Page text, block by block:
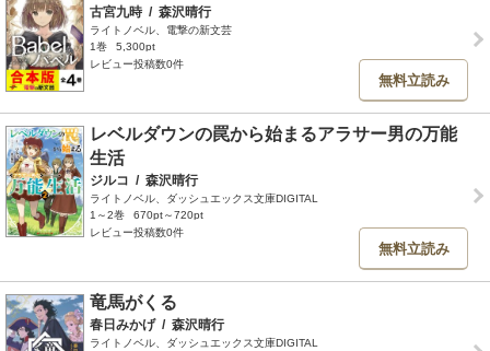
古宮九時 / 森沢晴行
ライトノベル、電撃の新文芸
1巻
5,300pt
レビュー投稿数0件
無料立読み
レベルダウンの罠から始まるアラサー男の万能
生活
ジルコ / 森沢晴行
ライトノベル、ダッシュエックス文庫DIGITAL
1～2巻
670pt～720pt
レビュー投稿数0件
無料立読み
竜馬がくる
春日みかげ / 森沢晴行
ライトノベル、ダッシュエックス文庫DIGITAL